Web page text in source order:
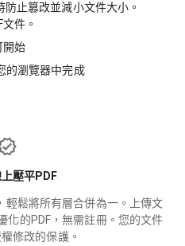
止篡改並減小文件大小。
件。
開始
的瀏覽器中完成
壓平PDF
輕鬆將所有層合併為一。上傳文
化的PDF，無需註冊。您的文件
修改的保護。